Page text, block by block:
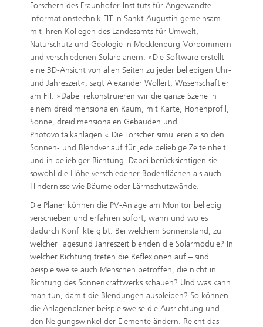
Forschern des Fraunhofer-Instituts für Angewandte
Informationstechnik FIT in Sankt Augustin gemeinsam
mit ihren Kollegen des Landesamts für Umwelt,
Naturschutz und Geologie in Mecklenburg-Vorpommern
und verschiedenen Solarplanern. »Die Software erstellt
eine 3D-Ansicht von allen Seiten zu jeder beliebigen Uhr-
und Jahreszeit«, sagt Alexander Wollert, Wissenschaftler
am FIT. »Dabei rekonstruieren wir die ganze Szene in
einem dreidimensionalen Raum, mit Karte, Höhenprofil,
Sonne, dreidimensionalen Gebäuden und
Photovoltaikanlagen.« Die Forscher simulieren also den
Sonnen- und Blendverlauf für jede beliebige Zeiteinheit
und in beliebiger Richtung. Dabei berücksichtigen sie
sowohl die Höhe verschiedener Bodenflächen als auch
Hindernisse wie Bäume oder Lärmschutzwände.
Die Planer können die PV-Anlage am Monitor beliebig
verschieben und erfahren sofort, wann und wo es
dadurch Konflikte gibt. Bei welchem Sonnenstand, zu
welcher Tagesund Jahreszeit blenden die Solarmodule? In
welcher Richtung treten die Reflexionen auf – sind
beispielsweise auch Menschen betroffen, die nicht in
Richtung des Sonnenkraftwerks schauen? Und was kann
man tun, damit die Blendungen ausbleiben? So können
die Anlagenplaner beispielsweise die Ausrichtung und
den Neigungswinkel der Elemente ändern. Reicht das